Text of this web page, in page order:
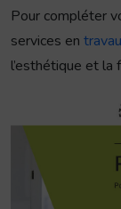
Pour compléter
services en
l’esthétique et la